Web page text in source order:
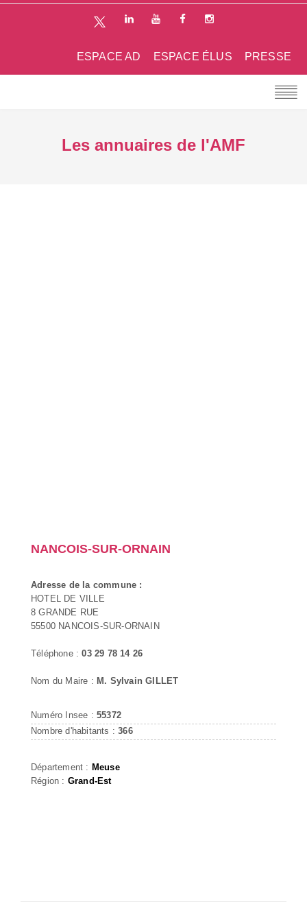
PRESSE
ESPACE ÉLUS
ESPACE AD
Les annuaires de l'AMF
NANCOIS-SUR-ORNAIN
Adresse de la commune :
HOTEL DE VILLE
8 GRANDE RUE
55500 NANCOIS-SUR-ORNAIN
Téléphone :03 29 78 14 26
Nom du Maire : M. Sylvain GILLET
Numéro Insee : 55372
Nombre d'habitants :366
Département : Meuse
Région : Grand-Est